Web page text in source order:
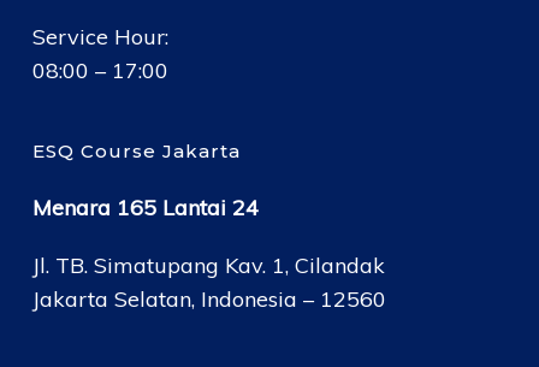
Service Hour:
08:00 – 17:00
ESQ Course Jakarta
Menara 165 Lantai 24
Jl. TB. Simatupang Kav. 1, Cilandak
Jakarta Selatan, Indonesia – 12560